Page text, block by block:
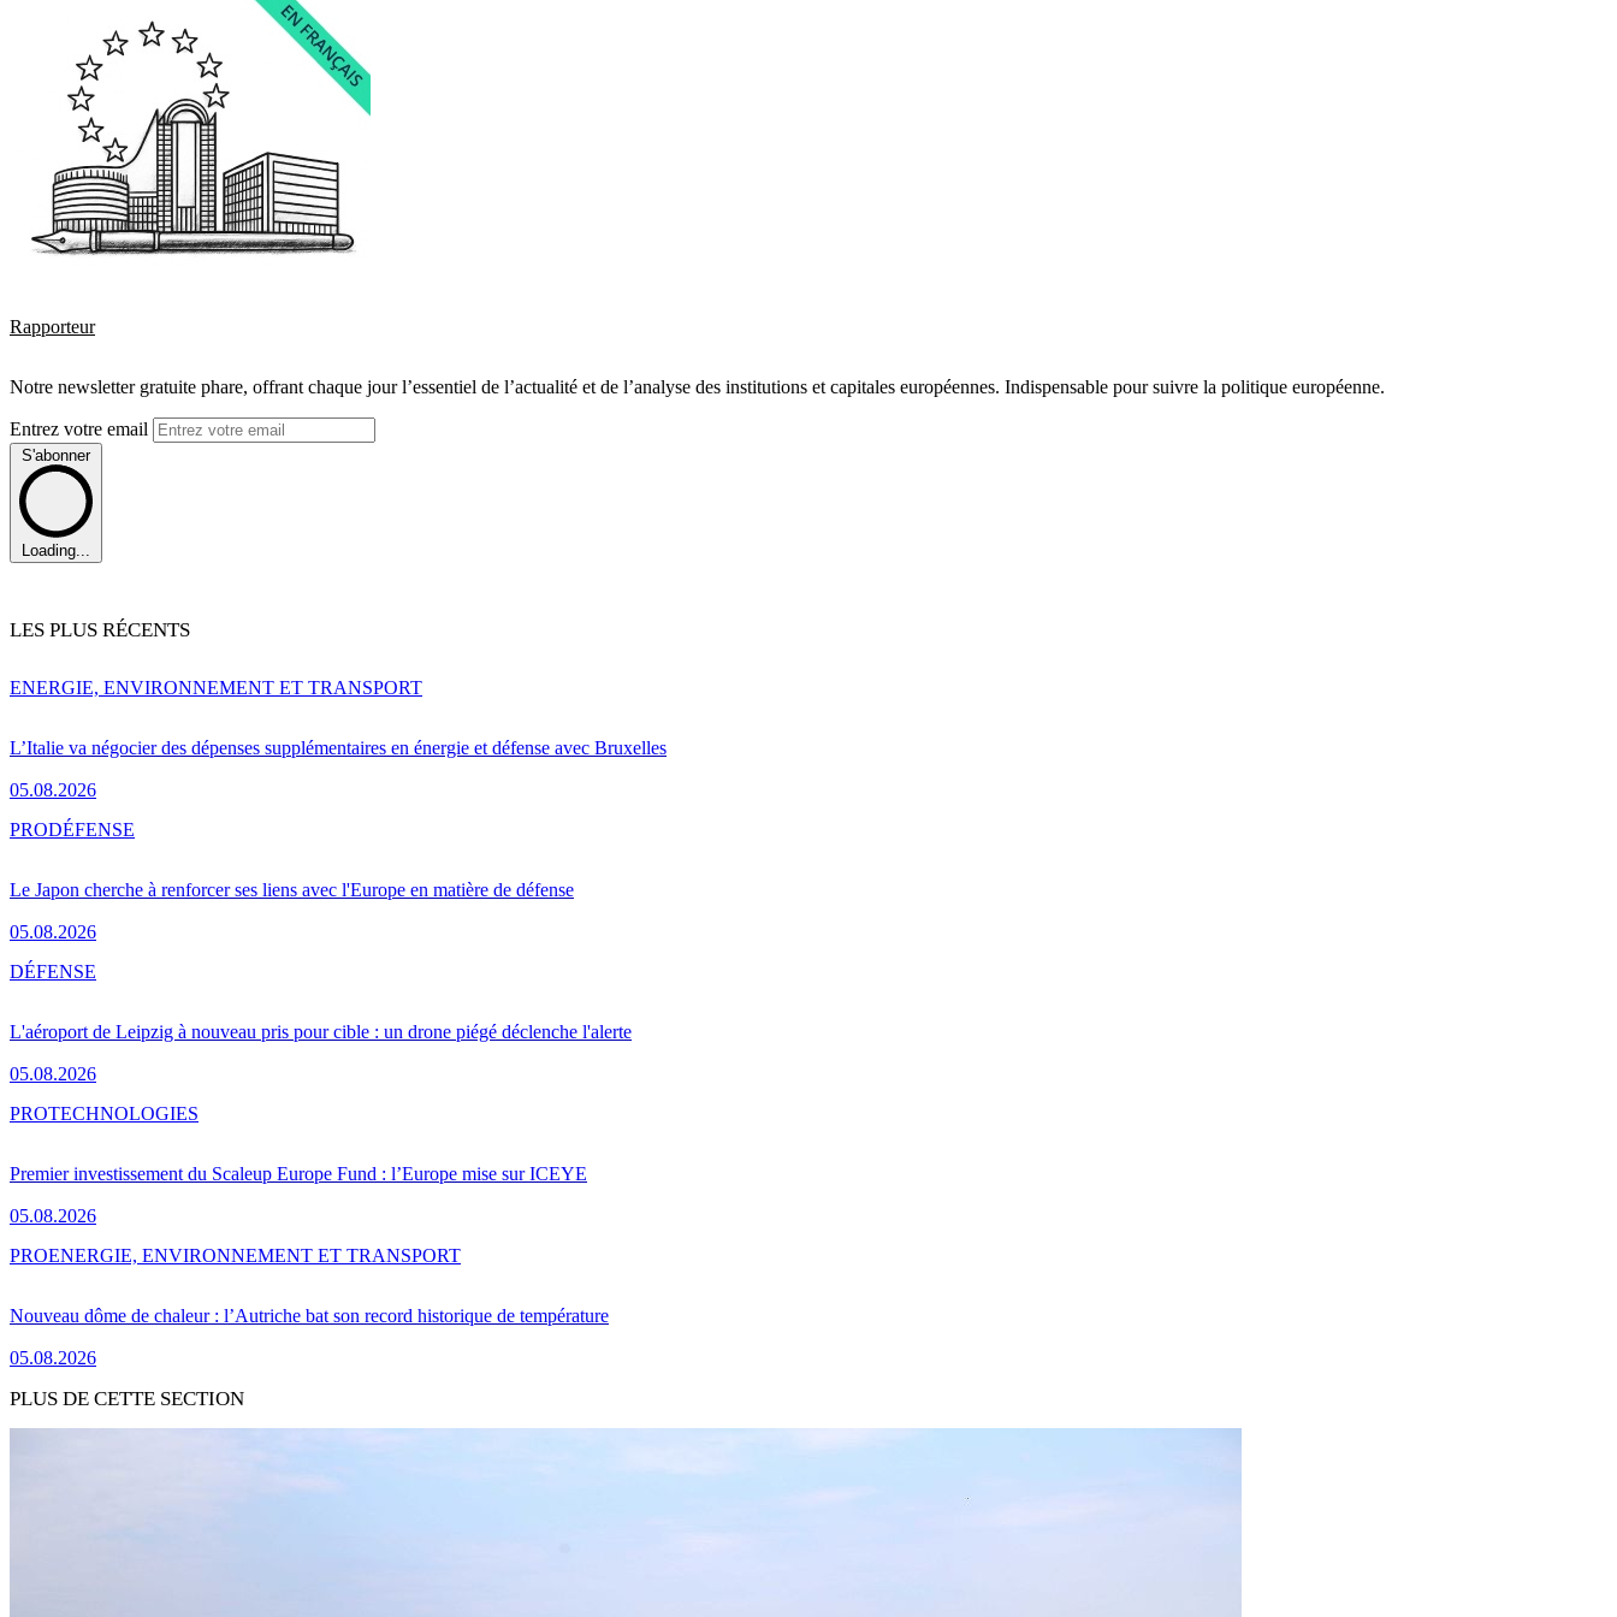
Rapporteur
Notre newsletter gratuite phare, offrant chaque jour l’essentiel de l’actualité et de l’analyse des institutions et capitales européennes. Indispensable pour suivre la politique européenne.
Entrez votre email
S'abonner
Loading...
LES PLUS RÉCENTS
L’Italie va négocier des dépenses supplémentaires en énergie et défense avec Bruxelles
05.08.2026
ENERGIE, ENVIRONNEMENT ET TRANSPORT
Le Japon cherche à renforcer ses liens avec l'Europe en matière de défense
05.08.2026
PRODÉFENSE
L'aéroport de Leipzig à nouveau pris pour cible : un drone piégé déclenche l'alerte
05.08.2026
DÉFENSE
Premier investissement du Scaleup Europe Fund : l’Europe mise sur ICEYE
05.08.2026
PROTECHNOLOGIES
Nouveau dôme de chaleur : l’Autriche bat son record historique de température
05.08.2026
PROENERGIE, ENVIRONNEMENT ET TRANSPORT
PLUS DE CETTE SECTION